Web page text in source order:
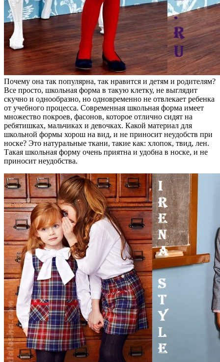
Почему она так популярна, так нравится и детям и родителям?
Все просто, школьная форма в такую клетку, не выглядит
скучно и однообразно, но одновременно не отвлекает ребенка
от учебного процесса. Современная школьная форма имеет
множество покроев, фасонов, которое отлично сидят на
ребятишках, мальчиках и девочках. Какой материал для
школьной формы хорош на вид, и не приносит неудобств при
носке? Это натуральные ткани, такие как: хлопок, твид, лен.
Такая школьная форму очень приятна и удобна в носке, и не
приносит неудобства.